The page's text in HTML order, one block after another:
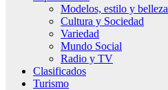
Modelos, estilo y belleza
Cultura y Sociedad
Variedad
Mundo Social
Radio y TV
Clasificados
Turismo